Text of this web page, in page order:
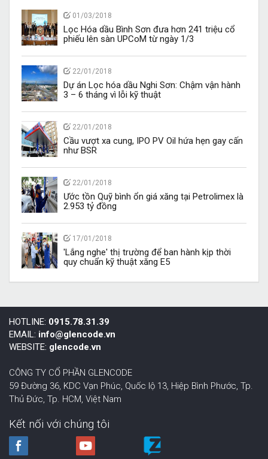
01/03/2018
Lọc Hóa dầu Bình Sơn đưa hơn 241 triệu cổ
phiếu lên sàn UPCoM từ ngày 1/3
22/01/2018
Dự án Lọc hóa dầu Nghi Sơn: Chậm vận hành
3 – 6 tháng vì lỗi kỹ thuật
22/01/2018
Cầu vượt xa cung, IPO PV Oil hứa hẹn gay cấn
như BSR
22/01/2018
Ước tồn Quỹ bình ổn giá xăng tại Petrolimex là
2.953 tỷ đồng
17/01/2018
'Lắng nghe' thị trường để ban hành kịp thời
quy chuẩn kỹ thuật xăng E5
HOTLINE: 0915.78.31.39
EMAIL: info@glencode.vn
WEBSITE: glencode.vn
CÔNG TY CỔ PHẦN GLENCODE
59 Đường 36, KDC Vạn Phúc, Quốc lộ 13, Hiệp Bình Phước, Tp.
Thủ Đức, Tp. HCM Việt Nam
Kết nối với chúng tôi